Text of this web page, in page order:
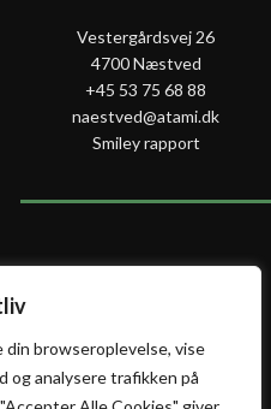
browseroplevelse, vise
og analysere trafikken på
Vestergårdsvej 26
4700 Næstved
+45 53 75 68 88
naestved@atami.dk
Smiley rapport
Dytmærsken 9